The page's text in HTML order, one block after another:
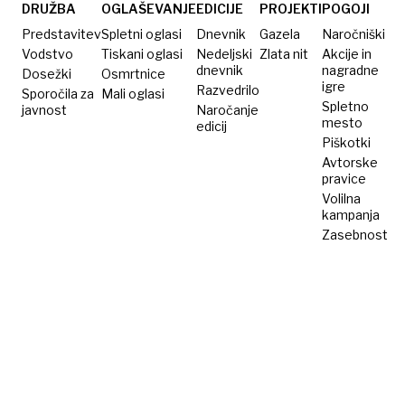
DRUŽBA
Predstavitev
Vodstvo
Dosežki
Sporočila za
javnost
OGLAŠEVANJE
Spletni oglasi
Tiskani oglasi
Osmrtnice
Mali oglasi
EDICIJE
Dnevnik
Nedeljski
dnevnik
Razvedrilo
Naročanje
edicij
PROJEKTI
Gazela
Zlata nit
POGOJI
Naročniški
Akcije in
nagradne
igre
Spletno
mesto
Piškotki
Avtorske
pravice
Volilna
kampanja
Zasebnost